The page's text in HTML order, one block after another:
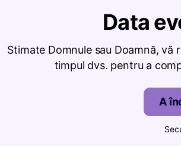
Data
Stimate Domnule sau Doamnă,
timpul dvs. pentru a
A